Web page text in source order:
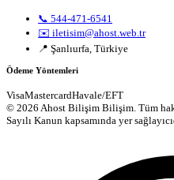
📞 544-471-6541
✉️ iletisim@ahost.web.tr
📍 Şanlıurfa, Türkiye
Ödeme Yöntemleri
VisaMastercardHavale/EFT
© 2026 Ahost Bilişim Bilişim. Tüm
Sayılı Kanun kapsamında yer